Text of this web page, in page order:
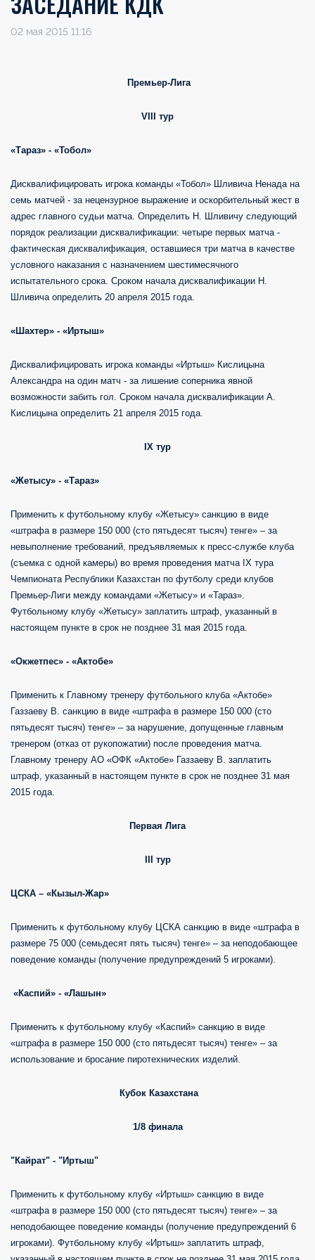
02 мая 2015 11:16
Премьер-Лига
VIII тур
«Тараз» - «Тобол»
Дисквалифицировать игрока команды «Тобол» Шливича Ненада на
семь матчей - за нецензурное выражение и оскорбительный жест в
адрес главного судьи матча. Определить Н. Шливичу следующий
порядок реализации дисквалификации: четыре первых матча -
фактическая дисквалификация, оставшиеся три матча в качестве
условного наказания с назначением шестимесячного
испытательного срока. Сроком начала дисквалификации Н.
Шливича определить 20 апреля 2015 года.
«Шахтер» - «Иртыш»
Дисквалифицировать игрока команды «Иртыш» Кислицына
Александра на один матч - за лишение соперника явной
возможности забить гол. Сроком начала дисквалификации А.
Кислицына определить 21 апреля 2015 года.
IX тур
«Жетысу» - «Тараз»
Применить к футбольному клубу «Жетысу» санкцию в виде
«штрафа в размере 150 000 (сто пятьдесят тысяч) тенге» – за
невыполнение требований, предъявляемых к пресс-службе клуба
(съемка с одной камеры) во время проведения матча IХ тура
Чемпионата Республики Казахстан по футболу среди клубов
Премьер-Лиги между командами «Жетысу» и «Тараз».
Футбольному клубу «Жетысу» заплатить штраф, указанный в
настоящем пункте в срок не позднее 31 мая 2015 года.
«Окжетпес» - «Актобе»
Применить к Главному тренеру футбольного клуба «Актобе»
Газзаеву В. санкцию в виде «штрафа в размере 150 000 (сто
пятьдесят тысяч) тенге» – за нарушение, допущенные главным
тренером (отказ от рукопожатии) после проведения матча.
Главному тренеру АО «ОФК «Актобе» Газзаеву В. заплатить
штраф, указанный в настоящем пункте в срок не позднее 31 мая
2015 года.
Первая Лига
тур
ЦСКА – «Кызыл-Жар»
Применить к футбольному клубу ЦСКА санкцию в виде «штрафа в
размере 75 000 (семьдесят пять тысяч) тенге» – за неподобающее
поведение команды (получение предупреждений 5 игроками).
«Каспий» - «Лашын»
Применить к футбольному клубу «Каспий» санкцию в виде
«штрафа в размере 150 000 (сто пятьдесят тысяч) тенге» – за
использование и бросание пиротехнических изделий.
Кубок Казахстана
1/8 финала
"Кайрат" - "Иртыш"
Применить к футбольному клубу «Иртыш» санкцию в виде
«штрафа в размере 150 000 (сто пятьдесят тысяч) тенге» – за
неподобающее поведение команды (получение предупреждений 6
игроками). Футбольному клубу «Иртыш» заплатить штраф,